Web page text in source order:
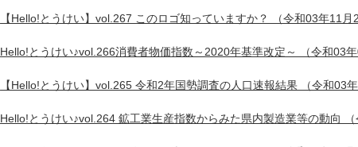
【Hello!とうけい】vol.267 このロゴ知っていますか？ （令和03年11月
Hello!とうけい♪vol.266消費者物価指数～2020年基準改定～ （令和03
【Hello!とうけい】vol.265 令和2年国勢調査の人口速報結果 （令和03
Hello!とうけい♪vol.264 鉱工業生産指数からみた県内製造業等の動向